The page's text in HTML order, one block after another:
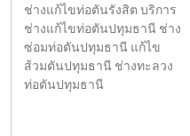
ช่างแก้ไขท่อตันรังสิต บริการ
ช่างแก้ไขท่อตันปทุมธานี ช่าง
ซ่อมท่อตันปทุมธานี แก้ไข
ส้วมตันปทุมธานี ช่างทะลวง
ท่อตันปทุมธานี